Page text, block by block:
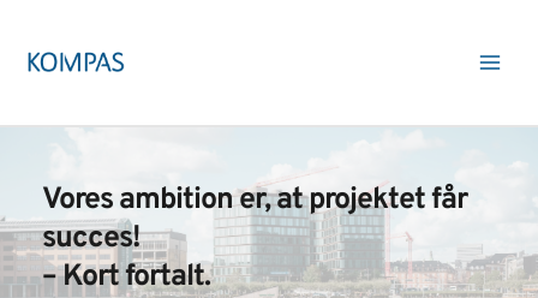
indholdet
Vores ambition er, at projektet får
succes!
– Kort fortalt.